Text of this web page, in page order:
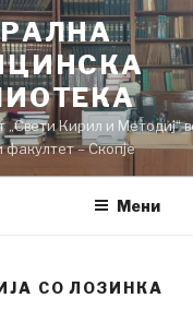
„Свети Кирил и Методиј“
– Скопје
Мени
СО ЛОЗИНКА